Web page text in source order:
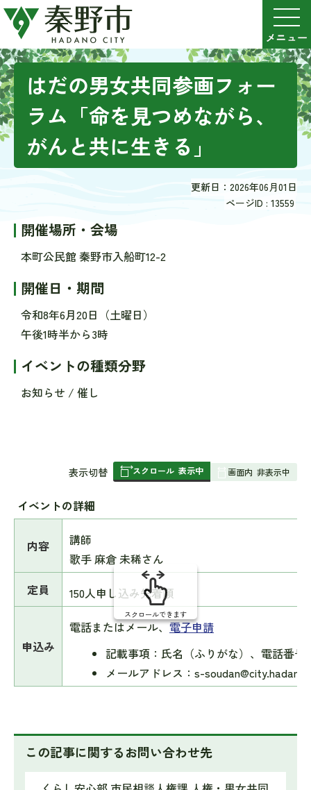
はだの男女共同参画フォー
ラム「命を見つめながら、
がんと共に生きる」
更新日：2026年06月01日
ページID : 13559
開催場所・会場
本町公民館 秦野市入船町12-2
開催日・期間
令和8年6月20日（土曜日）
午後1時半から3時
イベントの種類分野
お知らせ / 催し
表
み
の
表示切替 スクロール 表示中 画面内 非表示中
イベントの詳細
内容
講師
歌手 麻倉 未稀さん
定員
150人申し込み先着順
申込み
電話またはメール、電子申請
記載事項：氏名（ふりがな）、電話番号
メールアドレス：s-
スクロールできます
この記事に関するお問い合わせ先